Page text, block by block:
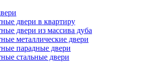
двери в квартиру
двери из массива дуба
металлические двери
парадные двери
стальные двери